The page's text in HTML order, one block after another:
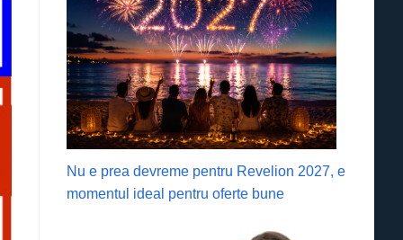
Nu e prea devreme pentru Revelion 2027, e
momentul ideal pentru oferte bune